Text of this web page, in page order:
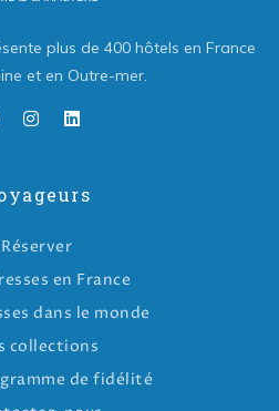
plus de 400 hôtels en France
et en Outre-mer.
Réserver
en France
dans le monde
collections
de fidélité